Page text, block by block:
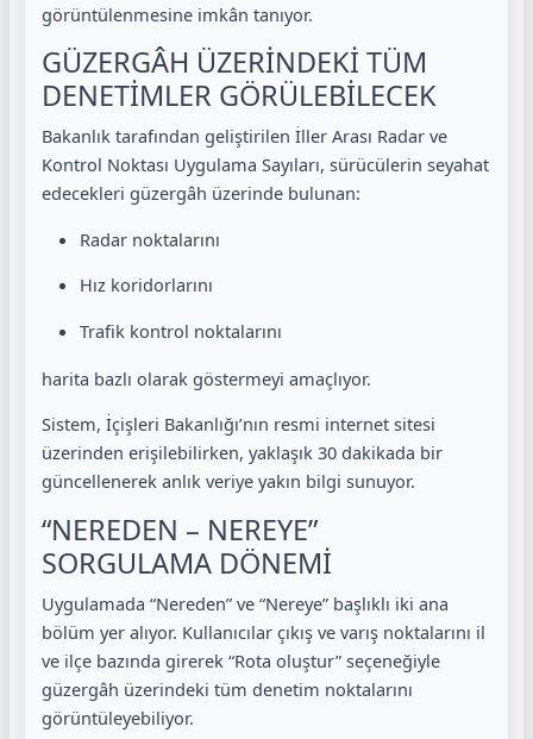
görüntülenmesine imkân tanıyor.
GÜZERGÂH ÜZERİNDEKİ TÜM
DENETİMLER GÖRÜLEBİLECEK
Bakanlık tarafından geliştirilen İller Arası Radar ve
Kontrol Noktası Uygulama Sayıları, sürücülerin seyahat
edecekleri güzergâh üzerinde bulunan:
Radar noktalarını
Hız koridorlarını
Trafik kontrol noktalarını
harita bazlı olarak göstermeyi amaçlıyor.
Sistem, İçişleri Bakanlığı’nın resmi internet sitesi
üzerinden erişilebilirken, yaklaşık 30 dakikada bir
güncellenerek anlık veriye yakın bilgi sunuyor.
“NEREDEN – NEREYE”
SORGULAMA DÖNEMİ
Uygulamada “Nereden” ve “Nereye” başlıklı iki ana
bölüm yer alıyor. Kullanıcılar çıkış ve varış noktalarını il
ve ilçe bazında girerek “Rota oluştur” seçeneğiyle
güzergâh üzerindeki tüm denetim noktalarını
görüntüleyebiliyor.